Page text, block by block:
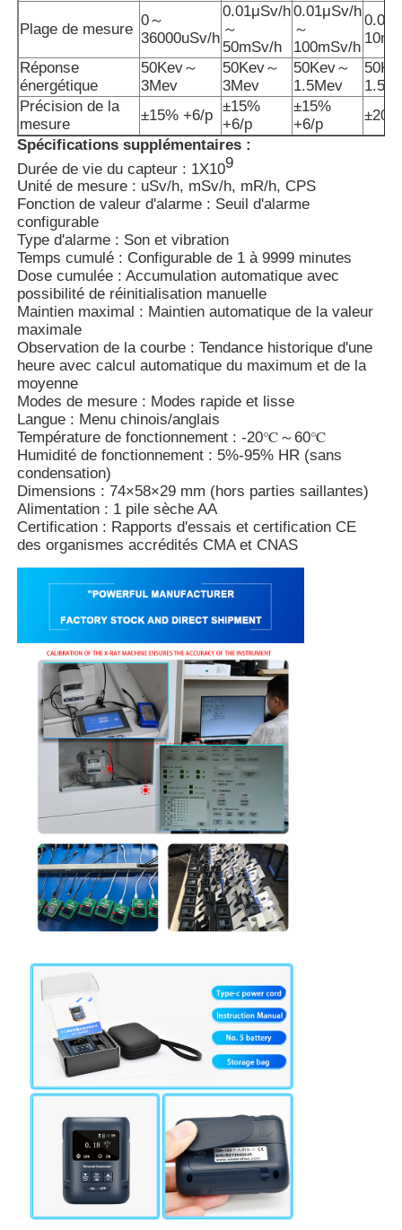
Plage de mesure
0～
36000uSv/h
0.01μSv/h
～
50mSv/h
0.01μSv/h
～
100mSv/h
Réponse
énergétique
50Kev～
3Mev
50Kev～
3Mev
50Kev～
1.5Mev
Précision de la
mesure
±15% +6/p
±15%
+6/p
±15%
+6/p
±20%
Spécifications supplémentaires :
Durée de vie du capteur : 1X109
Unité de mesure : uSv/h, mSv/h, mR/h, CPS
Fonction de valeur d'alarme : Seuil d'alarme
configurable
Type d'alarme : Son et vibration
Temps cumulé : Configurable de 1 à 9999 minutes
Dose cumulée : Accumulation automatique avec
possibilité de réinitialisation manuelle
Maintien maximal : Maintien automatique de la valeur
maximale
Observation de la courbe : Tendance historique d'une
heure avec calcul automatique du maximum et de la
moyenne
Modes de mesure : Modes rapide et lisse
Langue : Menu chinois/anglais
Température de fonctionnement : -20℃～60℃
Humidité de fonctionnement : 5%-95% HR (sans
condensation)
Dimensions : 74×58×29 mm (hors parties saillantes)
Alimentation : 1 pile sèche AA
Certification : Rapports d'essais et certification CE
des organismes accrédités CMA et CNAS